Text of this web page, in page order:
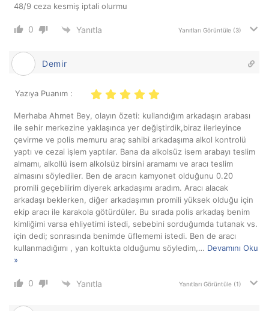
48/9 ceza kesmiş iptali olurmu
0 Yanıtla Yanıtları Görüntüle (3)
Demir
Yazıya Puanım :
Merhaba Ahmet Bey, olayın özeti: kullandığım arkadaşın arabası
ile sehir merkezine yaklaşınca yer değiştirdik,biraz ilerleyince
çevirme ve polis memuru araç sahibi arkadaşıma alkol kontrolü
yaptı ve cezai işlem yaptılar. Bana da alkolsüz isem arabayı teslim
almamı, alkollü isem alkolsüz birsini aramamı ve aracı teslim
almasını söylediler. Ben de aracın kamyonet olduğunu 0.20
promili geçebilirim diyerek arkadaşımı aradım. Aracı alacak
arkadaşı beklerken, diğer arkadaşımın promili yüksek olduğu için
ekip aracı ile karakola götürdüler. Bu sırada polis arkadaş benim
kimliğimi varsa ehliyetimi istedi, sebebini sorduğumda tutanak vs.
için dedi; sonrasında benimde üflememi istedi. Ben de aracı
kullanmadığımı , yan koltukta olduğumu söyledim, … Devamını Oku
»
0 Yanıtla Yanıtları Görüntüle (1)